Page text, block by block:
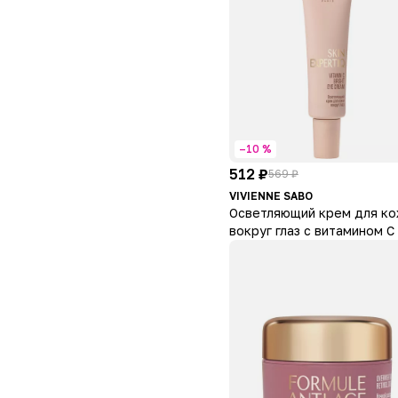
–10 %
512 ₽569 ₽
VIVIENNE SABO
Осветляющий крем для
вокруг глаз с витамином С